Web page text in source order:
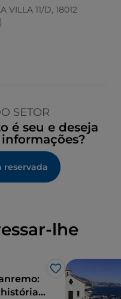
VILLA 11/D, 18012
SETOR
é seu e deseja
reservada
lhe
Gosto
e